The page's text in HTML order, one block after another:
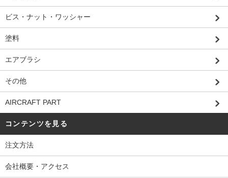
ビス・ナット・ワッシャー
塗料
エアブラシ
その他
AIRCRAFT PART
コンテンツを見る
注文方法
会社概要・アクセス